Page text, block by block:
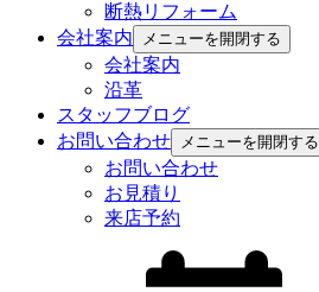
断熱リフォーム
会社案内
メニューを開閉する
会社案内
沿革
スタッフブログ
お問い合わせ
メニューを開閉する
お問い合わせ
お見積り
来店予約